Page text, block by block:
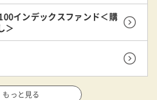
インデックスファンド＜購
＞
もっと見る